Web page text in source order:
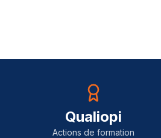
Qualiopi
Actions de formation